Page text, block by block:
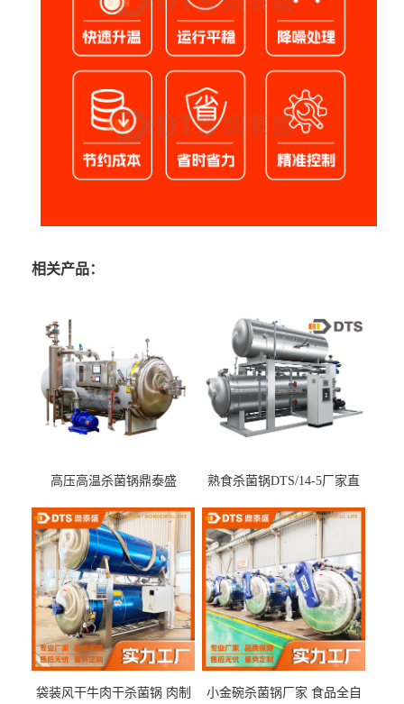
相关产品：
高压高温杀菌锅鼎泰盛
熟食杀菌锅DTS/14-5厂家直
袋装风干牛肉干杀菌锅 肉制
小金碗杀菌锅厂家 食品全自